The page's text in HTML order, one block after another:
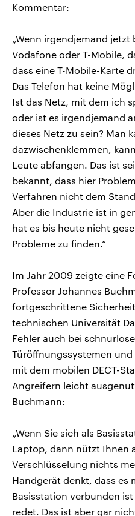
Kommentar:
„Wenn irgendjemand
Vodafone oder T-Mobile,
dass eine T-Mobile-Karte
Das Telefon hat keine
Ist das Netz, mit dem ich
oder ist es irgendjemand
dieses Netz zu sein? Man
dazwischenklemmen,
Leute abfangen. Das ist
bekannt, dass hier
Verfahren nicht dem
Aber die Industrie ist in
hat es bis heute nicht
Probleme zu finden.“
Im Jahr 2009 zeigte eine
Professor Johannes
fortgeschrittene
technischen Universität
Fehler auch bei
Türöffnungssystemen und
mit dem mobilen DECT-
Angreifern leicht
Buchmann:
„Wenn Sie sich als
Laptop, dann nützt Ihnen
Verschlüsselung nichts
Handgerät denkt, dass es
Basisstation verbunden
redet. Das ist aber gar